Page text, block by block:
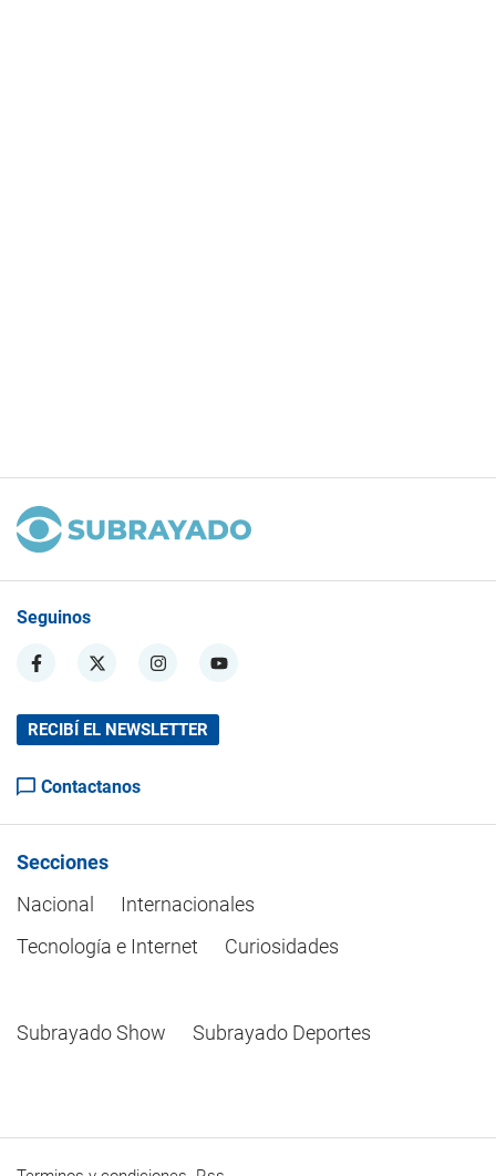
Seguinos
RECIBÍ EL NEWSLETTER
Contactanos
Secciones
Nacional
Internacionales
Tecnología e Internet
Curiosidades
Subrayado Show Subrayado Deportes